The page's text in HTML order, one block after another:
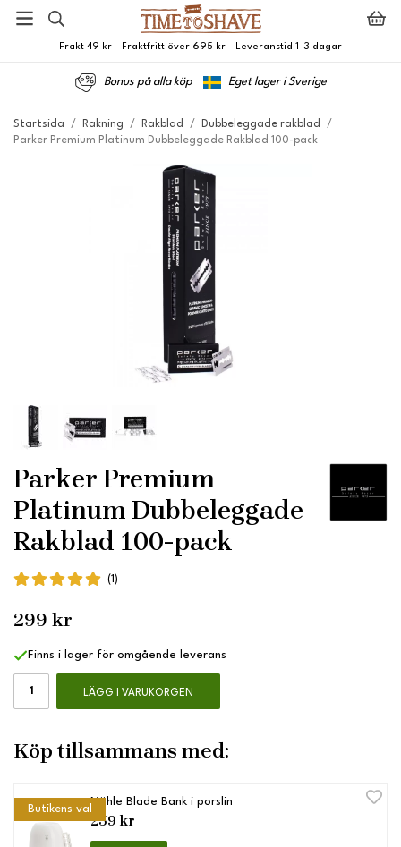
Frakt 49 kr - Fraktfritt över 695 kr - Leveranstid 1-3 dagar
Bonus på alla köp Eget lager i Sverige
Startsida / Rakning / Rakblad / Dubbeleggade rakblad
/
Parker Premium Platinum Dubbeleggade Rakblad 100-pack
Parker Premium
Platinum Dubbeleggade
Rakblad 100-pack
(1)
299 kr
Finns i lager för omgående leverans
LÄGG I VARUKORGEN
Köp tillsammans med:
Butikens val
Mühle Blade Bank i porslin
259 kr